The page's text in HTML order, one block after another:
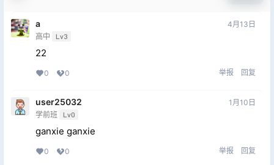
a
高中 Lv3
4月13日
22
0 0 举报 回复
user25032
学前班 Lv0
1月10日
ganxie ganxie
0 0 举报 回复